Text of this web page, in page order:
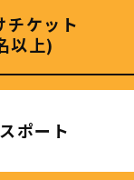
チケット
以上)
ポート